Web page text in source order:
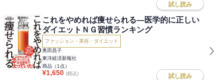
試し読み
これをやめれば痩せられる―医学的に正しい
ダイエットＮＧ習慣ランキング
ファッション・美容・ダイエット
奥田昌子
東洋経済新報社
商品（1 点）
¥1,650 (税込) 試し読み